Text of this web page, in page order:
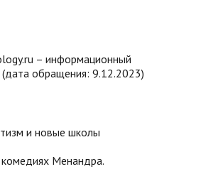
– информационный
обращения: 9.12.2023)
и новые школы
Менандра.